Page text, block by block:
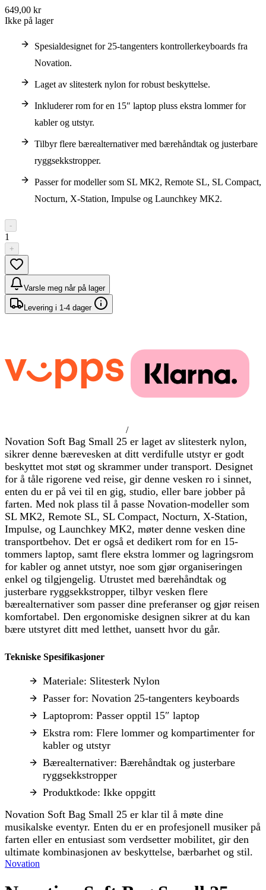
649,00 kr
Ikke på lager
Spesialdesignet for 25-tangenters kontrollerkeyboards fra
Novation.
Laget av slitesterk nylon for robust beskyttelse.
Inkluderer rom for en 15″ laptop pluss ekstra lommer for
kabler og utstyr.
Tilbyr flere bærealternativer med bærehåndtak og justerbare
ryggsekkstropper.
Passer for modeller som SL MK2, Remote SL, SL Compact,
Nocturn, X-Station, Impulse og Launchkey MK2.
-
1
+
Varsle meg når på lager
Levering i 1-4 dager
/
Novation Soft Bag Small 25 er laget av slitesterk nylon,
sikrer denne bærevesken at ditt verdifulle utstyr er godt
beskyttet mot støt og skrammer under transport. Designet
for å tåle rigorene ved reise, gir denne vesken ro i sinnet,
enten du er på vei til en gig, studio, eller bare jobber på
farten. Med nok plass til å passe Novation-modeller som
SL MK2, Remote SL, SL Compact, Nocturn, X-Station,
Impulse, og Launchkey MK2, møter denne vesken dine
transportbehov. Det er også et dedikert rom for en 15-
tommers laptop, samt flere ekstra lommer og lagringsrom
for kabler og annet utstyr, noe som gjør organiseringen
enkel og tilgjengelig. Utrustet med bærehåndtak og
justerbare ryggsekkstropper, tilbyr vesken flere
bærealternativer som passer dine preferanser og gjør reisen
komfortabel. Den ergonomiske designen sikrer at du kan
bære utstyret ditt med letthet, uansett hvor du går.
Tekniske Spesifikasjoner
Materiale: Slitesterk Nylon
Passer for: Novation 25-tangenters keyboards
Laptoprom: Passer opptil 15″ laptop
Ekstra rom: Flere lommer og kompartimenter for
kabler og utstyr
Bærealternativer: Bærehåndtak og justerbare
ryggsekkstropper
Produktkode: Ikke oppgitt
Novation Soft Bag Small 25 er klar til å møte dine
musikalske eventyr. Enten du er en profesjonell musiker på
farten eller en entusiast som verdsetter mobilitet, gir den
ultimate kombinasjonen av beskyttelse, bærbarhet og stil.
Novation